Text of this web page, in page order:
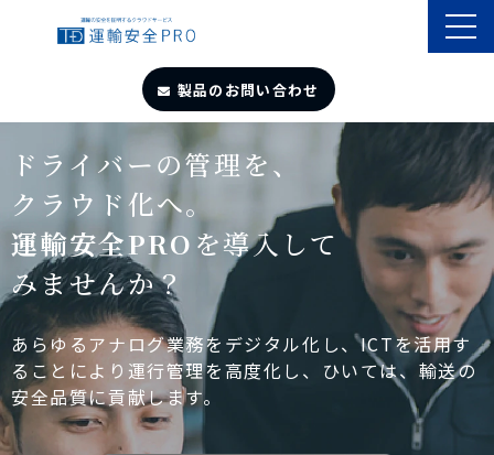
製品のお問い合わせ
TOP
導入事例
製品・サービス
自動点呼
遠隔点呼
ドライバーの管理を、
クラウド化へ。
運輸安全PRO を導入して
みませんか？
あらゆるアナログ業務をデジタル化し、ICTを活用す
ることにより運行管理を高度化し、ひいては、輸送の
安全品質に貢献します。